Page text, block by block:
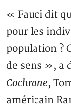
« Fauci dit
pour les
population ?
de sens », a
Cochrane,
américain